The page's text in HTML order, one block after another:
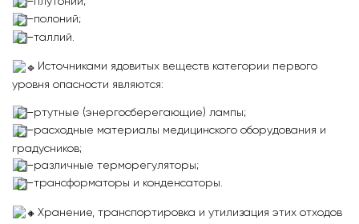
–полоний;
–таллий.
Источниками ядовитых веществ категории первого
уровня опасности являются:
–ртутные (энергосберегающие) лампы;
–расходные материалы медицинского оборудования и
градусников;
–различные терморегуляторы;
–трансформаторы и конденсаторы.
Хранение, транспортировка и утилизация этих отходов